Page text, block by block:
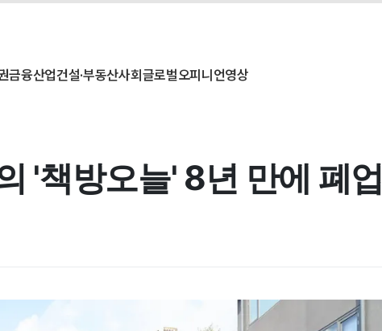
금융산업건설·부동산사회글로벌오피니언영상
'책방오늘' 8년 만에 폐업